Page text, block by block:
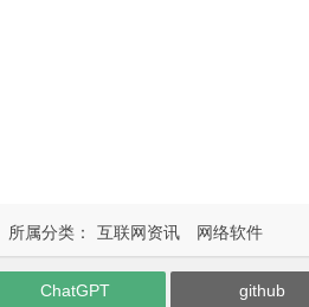
所属分类： 互联网资讯 网络软件
ChatGPT github